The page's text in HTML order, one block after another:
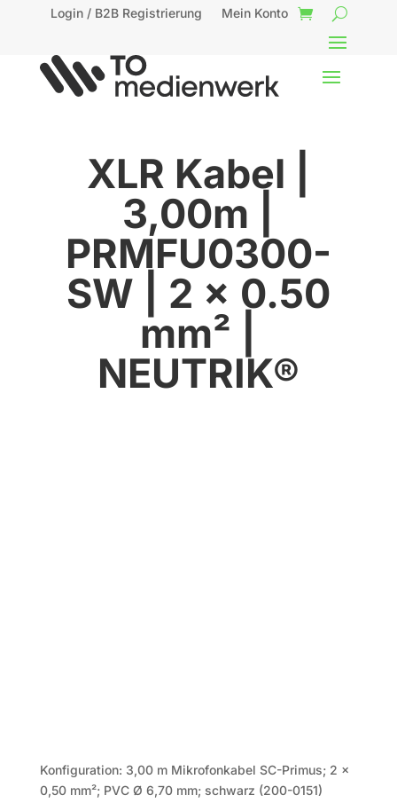
Login / B2B Registrierung Mein Konto
XLR Kabel |
3,00m |
PRMFU0300-
SW | 2 x 0.50
mm² |
NEUTRIK®
Konfiguration: 3,00 m Mikrofonkabel SC-Primus; 2 x
0,50 mm²; PVC Ø 6,70 mm; schwarz (200-0151)